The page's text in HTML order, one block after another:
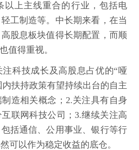
以上主线重合的行业，包括电
工制造等。中长期来看，在当
股息板块值得长期配置，而顺
值得重视。
科技成长及高股息占优的“哑
扶持政策有望持续出台的自主
造相关概念；2.关注具有自身
联网科技公司；3.继续关注高
括通信、公用事业、银行等行
可以作为稳定收益的底仓。